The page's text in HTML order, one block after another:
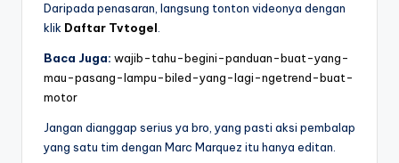
Daripada penasaran, langsung tonton videonya dengan
klik Daftar Tvtogel.
Baca Juga: wajib-tahu-begini-panduan-buat-yang-
mau-pasang-lampu-biled-yang-lagi-ngetrend-buat-
motor
Jangan dianggap serius ya bro, yang pasti aksi pembalap
yang satu tim dengan Marc Marquez itu hanya editan.